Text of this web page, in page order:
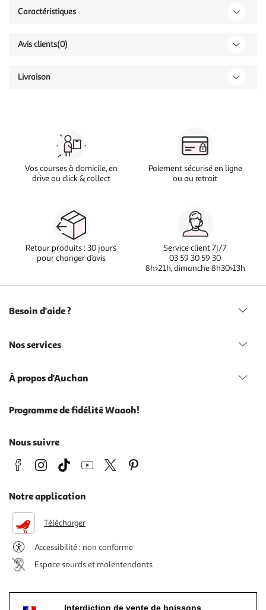
Caractéristiques
Avis clients(0)
Livraison
Vos courses à domicile, en
drive ou click & collect
Paiement sécurisé en ligne
ou au retrait
Retour produits : 30 jours
pour changer d’avis
Service client 7j/7
03 59 30 59 30
8h>21h, dimanche 8h30>13h
Besoin d'aide ?
Nos services
À propos d'Auchan
Programme de fidélité Waaoh!
Nous suivre
Notre application
Télécharger
Accessibilité : non conforme
Espace sourds et malentendants
Interdiction de vente de boissons